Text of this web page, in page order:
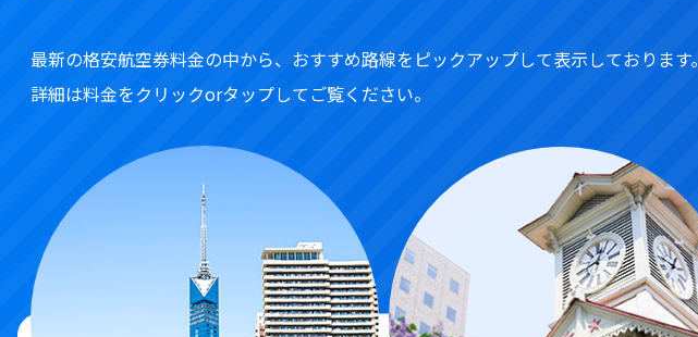
最新の格安航空券料金の中から、おすすめ路線をピックアップして表示しております。
詳細は料金をクリックorタップしてご覧ください。